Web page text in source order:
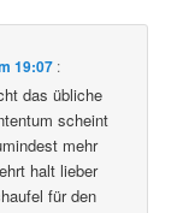
19:07 :
das übliche
scheint
mehr
halt lieber
für den